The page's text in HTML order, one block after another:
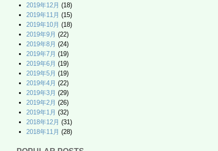
2019年12月 (18)
2019年11月 (15)
2019年10月 (18)
2019年9月 (22)
2019年8月 (24)
2019年7月 (19)
2019年6月 (19)
2019年5月 (19)
2019年4月 (22)
2019年3月 (29)
2019年2月 (26)
2019年1月 (32)
2018年12月 (31)
2018年11月 (28)